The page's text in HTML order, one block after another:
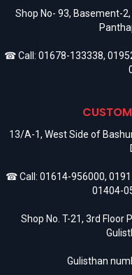
Shop No- 93, Basement-
☎ Call: 01678-133338,
13/A-1, West Side of
☎ Call: 01614-956000,
01404-
Shop No. T-21, 3rd Floor
Gulisthan